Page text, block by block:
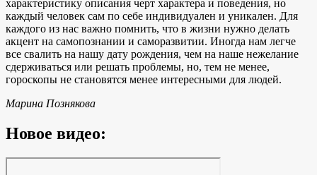
характеристику описания черт характера и поведения, но
каждый человек сам по себе индивидуален и уникален. Для
каждого из нас важно помнить, что в жизни нужно делать
акцент на самопознании и саморазвитии. Иногда нам легче
все свалить на нашу дату рождения, чем на наше нежелание
сдерживаться или решать проблемы, но, тем не менее,
гороскопы не становятся менее интересными для людей.
Марина Познякова
Новое видео: